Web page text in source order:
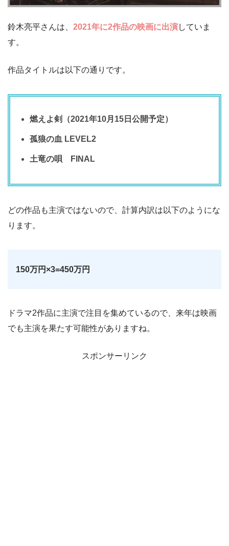
鈴木亮平さんは、 2021年に2作品の映画に出演していま
す。
作品タイトルは以下の通りです。
燃えよ剣（2021年10月15日公開予定）
孤狼の血 LEVEL2
土竜の唄 FINAL
どの作品も主演ではないので、計算内訳は以下のようにな
ります。
150万円×3=450万円
ドラマ2作品に主演で注目を集めているので、来年は映画
でも主演を果たす可能性がありますね。
スポンサーリンク